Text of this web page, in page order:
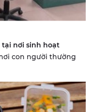
tại nơi sinh hoạt
con người thường